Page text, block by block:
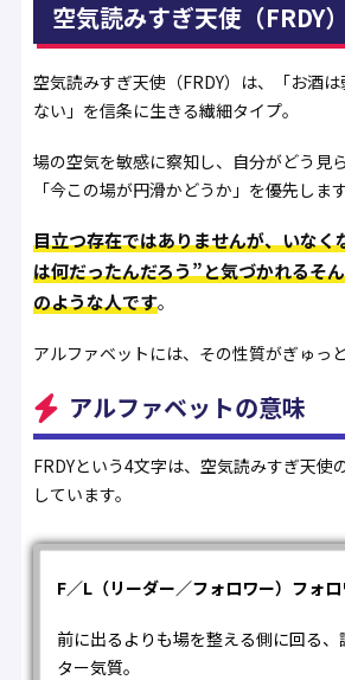
空気読みすぎ天使（FRDY
空気読みすぎ天使（FRDY）は、「お酒
ない」を信条に生きる繊細タイプ。
場の空気を敏感に察知し、自分がどう見
「今この場が円滑かどうか」を優先します
目立つ存在ではありませんが、いなく
は何だったんだろう”と気づかれる――そ
のような人です。
アルファベットには、その性質がぎゅっ
アルファベットの意味
FRDYという4文字は、空気読みすぎ天使
しています。
F／L（リーダー／フォロワー）フォ
前に出るよりも場を整える側に回る
ター気質。